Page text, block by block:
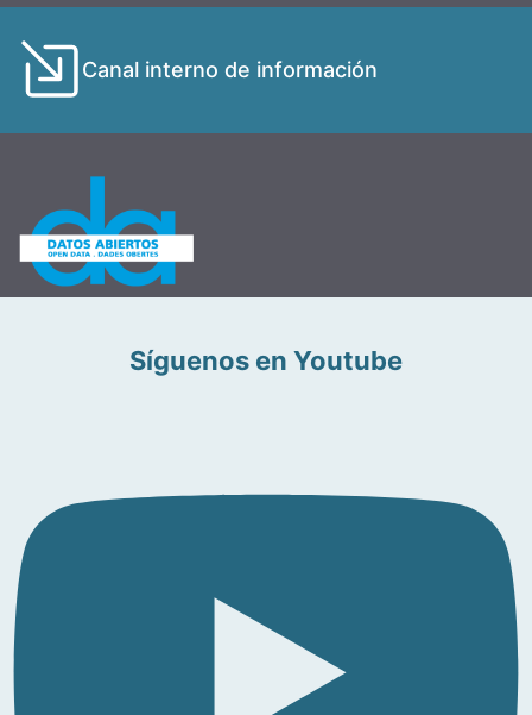
Canal interno de información
Síguenos en Youtube